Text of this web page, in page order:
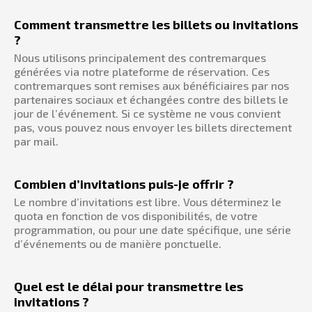
Comment transmettre les billets ou invitations
?
Nous utilisons principalement des contremarques
générées via notre plateforme de réservation. Ces
contremarques sont remises aux bénéficiaires par nos
partenaires sociaux et échangées contre des billets le
jour de l’événement. Si ce système ne vous convient
pas, vous pouvez nous envoyer les billets directement
par mail.
Combien d’invitations puis-je offrir ?
Le nombre d’invitations est libre. Vous déterminez le
quota en fonction de vos disponibilités, de votre
programmation, ou pour une date spécifique, une série
d’événements ou de manière ponctuelle.
Quel est le délai pour transmettre les
invitations ?